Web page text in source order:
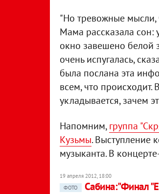
"Но тревожные мысли,
Мама рассказала сон:
окно завешено белой
очень испугалась,
была послана эта
всем, что
укладывается, зачем
Напомним,группа
Кузьмы. Выступление
музыканта. В
19 апреля 2012, 18:00
ФОТО
Сабина:"Финал